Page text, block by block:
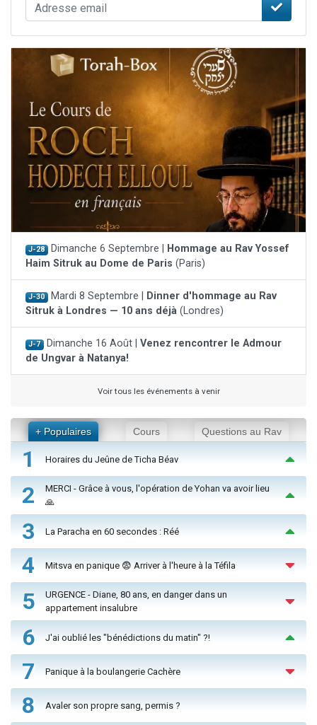
J-28 Dimanche 6 Septembre | Hommage au Rav Yossef
Haim Sitruk au Dome de Paris (Paris)
J-30 Mardi 8 Septembre | Dinner d'hommage au Rav
Sitruk à Londres — 10 ans déjà (Londres)
J-7 Dimanche 16 Août | Venez rencontrer le Admour
de Ungvar à Natanya!
Voir tous les événements à venir
+ Populaires Cours Questions au Rav
1 Horaires du Jeûne de Ticha Béav
2
MERCI - Grâce à vous, l'opération de Yohan va avoir lieu
🙏
3 La Paracha en 60 secondes : Réé
4 Mitsva en panique 😨 Arriver à l'heure à la Téfila
5
URGENCE - Diane, 80 ans, en danger dans un
appartement insalubre
6 J'ai oublié les "bénédictions du matin" ?!
7 Panique à la boulangerie Cachère
8 Avaler son propre sang, permis ?